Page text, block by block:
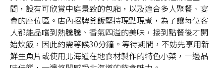
間，設有可欣賞中庭景致的包廂，以及適合多人聚餐、宴
會的座位區。店內招牌釜飯堅持現點現煮，為了讓每位客
人都能品嚐到熱騰騰、香氣四溢的美味，接到點餐後才開
始炊飯，因此約需等候30分鐘。等待期間，不妨先享用新
鮮生魚片或使用北海道在地食材製作的特色小菜，一邊品